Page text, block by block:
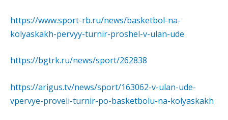
https://www.sport-rb.ru/news/basketbol-na-
kolyaskakh-pervyy-turnir-proshel-v-ulan-ude
https://bgtrk.ru/news/sport/262838
https://arigus.tv/news/sport/163062-v-ulan-ude-
vpervye-proveli-turnir-po-basketbolu-na-kolyaskakh